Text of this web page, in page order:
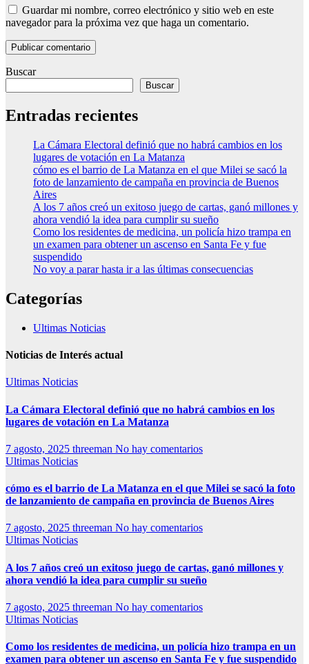
Guardar mi nombre, correo electrónico y sitio web en este
navegador para la próxima vez que haga un comentario.
Buscar
Buscar
Entradas recientes
La Cámara Electoral definió que no habrá cambios en los
lugares de votación en La Matanza
cómo es el barrio de La Matanza en el que Milei se sacó la
foto de lanzamiento de campaña en provincia de Buenos
Aires
A los 7 años creó un exitoso juego de cartas, ganó millones y
ahora vendió la idea para cumplir su sueño
Como los residentes de medicina, un policía hizo trampa en
un examen para obtener un ascenso en Santa Fe y fue
suspendido
No voy a parar hasta ir a las últimas consecuencias
Categorías
Ultimas Noticias
Noticias de Interés actual
Ultimas Noticias
La Cámara Electoral definió que no habrá cambios en los
lugares de votación en La Matanza
7 agosto, 2025 threeman No hay comentarios
Ultimas Noticias
cómo es el barrio de La Matanza en el que Milei se sacó la foto
de lanzamiento de campaña en provincia de Buenos Aires
7 agosto, 2025 threeman No hay comentarios
Ultimas Noticias
A los 7 años creó un exitoso juego de cartas, ganó millones y
ahora vendió la idea para cumplir su sueño
7 agosto, 2025 threeman No hay comentarios
Ultimas Noticias
Como los residentes de medicina, un policía hizo trampa en un
examen para obtener un ascenso en Santa Fe y fue suspendido